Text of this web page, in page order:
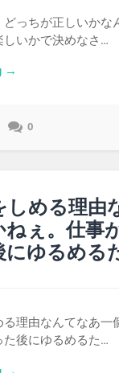
どっちが正しいかな
いかで決めなさ…
→
0
しめる理由
ぇ。仕事
にゆるめる
る理由なんてなあ一
後にゆるめるた…